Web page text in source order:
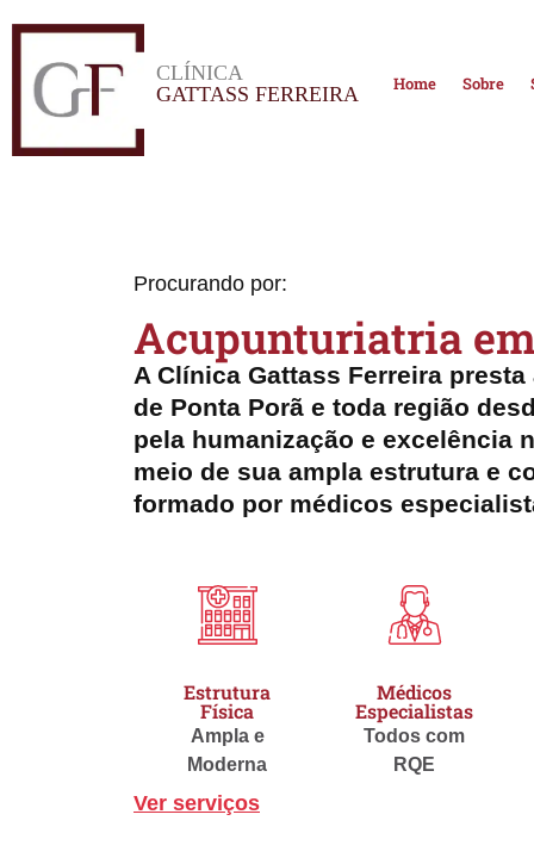
CLÍNICA
GATTASS FERREIRA
Home Sobre
Procurando por:
Acupunturiatria
A Clínica Gattass Ferreira
de Ponta Porã e toda região
pela humanização e excelência
meio de sua ampla estrutura e
formado por médicos
Estrutura
Física
Ampla e
Moderna
Médicos
Especialistas
Todos com
RQE
Ver serviços